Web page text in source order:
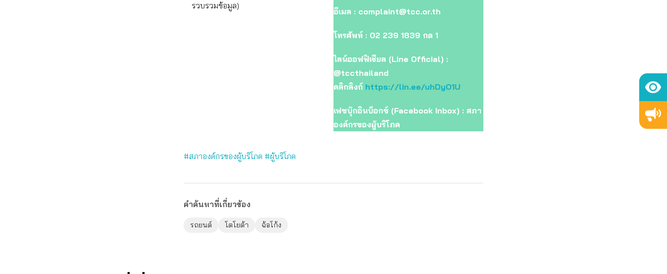
รวบรวมข้อมูล)
อีเมล : complaint@tcc.or.th
โทรศัพท์ : 02 239 1839 กด 1
ไลน์ออฟฟิเชียล (Line Official) :
@tccthailand
คลิกลิงก์ https://lin.ee/uhDyO1U
เฟซบุ๊กอินบ็อกซ์ (Facebook Inbox) : สภา
องค์กรของผู้บริโภค
#สภาองค์กรของผู้บริโภค #ผู้บริโภค
คำค้นหาที่เกี่ยวข้อง
รถยนต์ โตโยต้า ฉ้อโก้ง